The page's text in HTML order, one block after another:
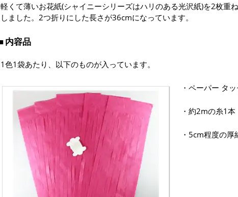
軽くて薄いお花紙(シャイニーシリーズはハリのある光沢紙)を2枚重
しました。2つ折りにした長さが36cmになっています。
内容品
1色1袋あたり、以下のものが入っています。
・ペーパー タ
・約2mの糸1本
・5cm程度の厚